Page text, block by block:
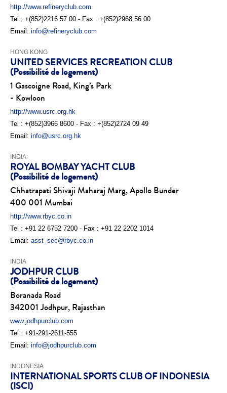
http://www.refineryclub.com
Tel : +(852)2216 57 00 - Fax : +(852)2968 56 00
Email: info@refineryclub.com
HONG KONG
UNITED SERVICES RECREATION CLUB
(Possibilité de logement)
1 Gascoigne Road, King’s Park
- Kowloon
http://www.usrc.org.hk
Tel : +(852)3966 8600 - Fax : +(852)2724 09 49
Email: info@usrc.org.hk
INDIA
ROYAL BOMBAY YACHT CLUB
(Possibilité de logement)
Chhatrapati Shivaji Maharaj Marg, Apollo Bunder
400 001 Mumbai
http://www.rbyc.co.in
Tel : +91 22 6752 7200 - Fax : +91 22 2202 1014
Email: asst_sec@rbyc.co.in
INDIA
JODHPUR CLUB
(Possibilité de logement)
Boranada Road
342001 Jodhpur, Rajasthan
www.jodhpurclub.com
Tel : +91-291-2611-555
Email: info@jodhpurclub.com
INDONESIA
INTERNATIONAL SPORTS CLUB OF INDONESIA
(ISCI)